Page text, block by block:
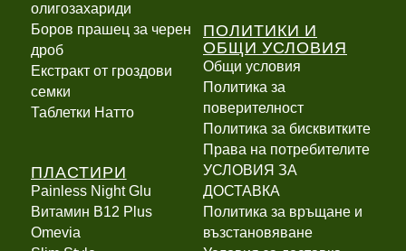
олигозахариди
Боров прашец за черен
дроб
Екстракт от гроздови
семки
Таблетки Натто
ПЛАСТИРИ
Painless Night Glu
Витамин B12 Plus
Оmevia
ПОЛИТИКИ И
ОБЩИ УСЛОВИЯ
Общи условия
Политика за
поверителност
Политика за бисквитките
Права на потребителите
УСЛОВИЯ ЗА
ДОСТАВКА
Политика за връщане и
възстановяване